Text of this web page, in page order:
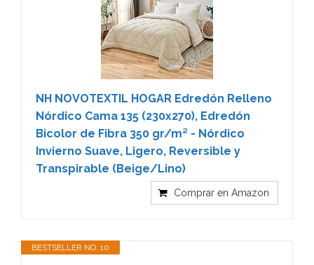
NH NOVOTEXTIL HOGAR Edredón Relleno
Nórdico Cama 135 (230x270), Edredón
Bicolor de Fibra 350 gr/m² - Nórdico
Invierno Suave, Ligero, Reversible y
Transpirable (Beige/Lino)
Comprar en Amazon
BESTSELLER NO. 10